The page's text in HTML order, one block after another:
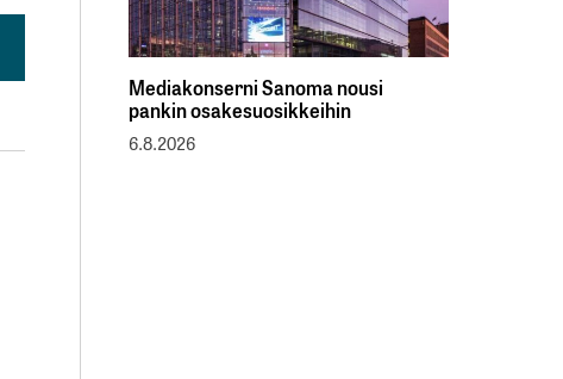
Mediakonserni Sanoma nousi
pankin osakesuosikkeihin
6.8.2026